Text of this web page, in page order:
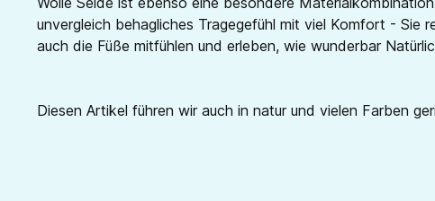
unvergleich behagliches Tragegefühl mit viel Komfort - Sie
auch die Füße mitfühlen und erleben, wie wunderbar
Diesen Artikel führen wir auch in natur und vielen Farben